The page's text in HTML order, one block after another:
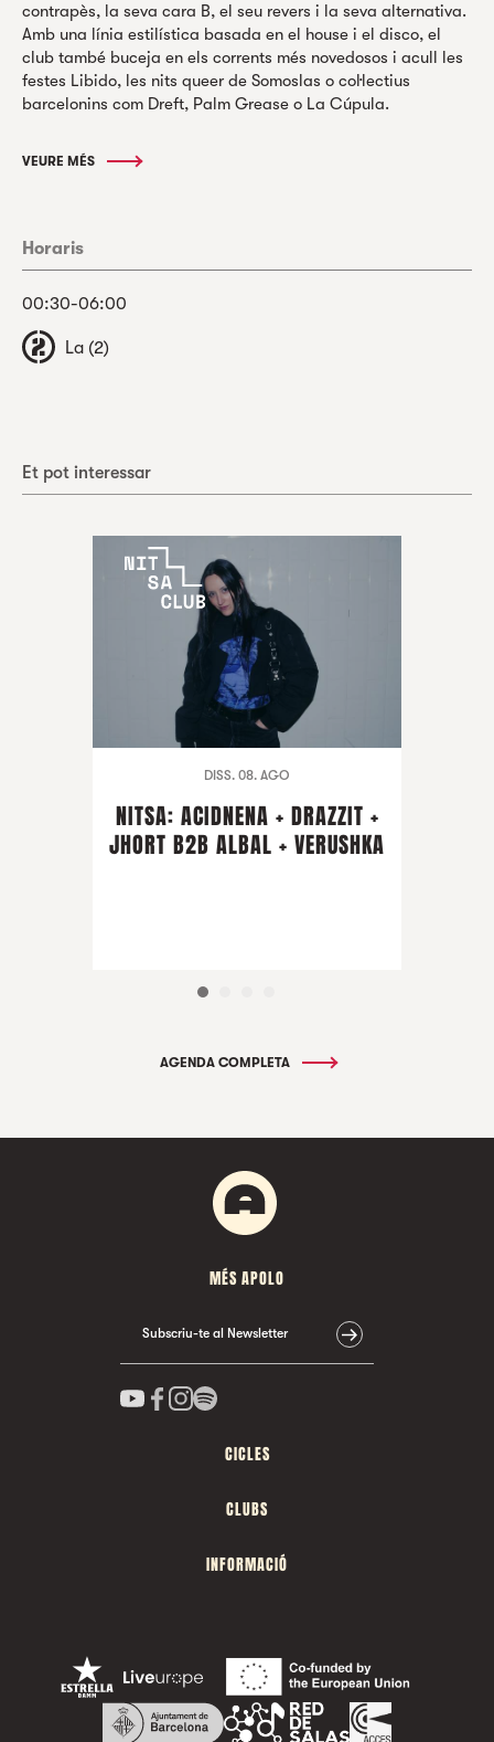
contrapès, la seva cara B, el seu revers i la seva alternativa.
Amb una línia estilística basada en el house i el disco, el
club també buceja en els corrents més novedosos i acull les
festes Libido, les nits queer de Somoslas o col·lectius
barcelonins com Dreft, Palm Grease o La Cúpula.
VEURE MÉS
Horaris
00:30-06:00
La (2)
Et pot interessar
DISS. 08. AGO
NITSA: ACIDNENA + DRAZZIT +
JHORT B2B ALBAL + VERUSHKA
AGENDA COMPLETA
MÉS APOLO
Subscriu-te al Newsletter
CICLES
CLUBS
INFORMACIÓ